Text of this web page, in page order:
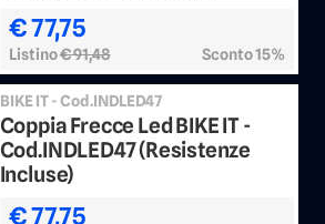
€ 77,75
Listino€ 91,48 Sconto 15%
BIKE IT - Cod.INDLED47
Coppia Frecce Led BIKE IT -
Cod.INDLED47 (Resistenze
Incluse)
€ 77,75